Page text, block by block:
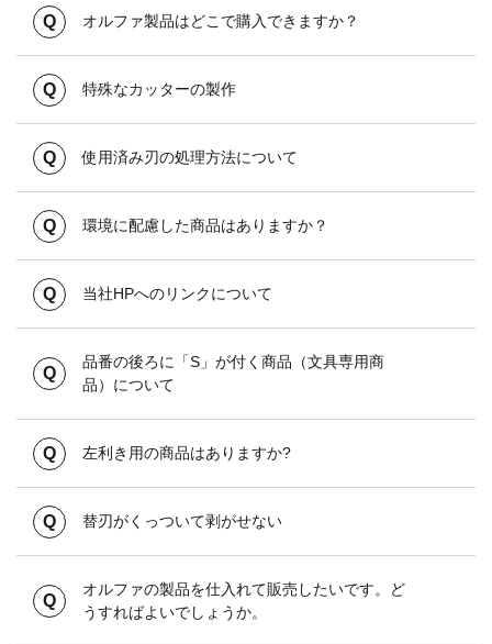
オルファ製品はどこで購入できますか？
特殊なカッターの製作
使用済み刃の処理方法について
環境に配慮した商品はありますか？
当社HPへのリンクについて
品番の後ろに「S」が付く商品（文具専用商
品）について
左利き用の商品はありますか?
替刃がくっついて剥がせない
オルファの製品を仕入れて販売したいです。ど
うすればよいでしょうか。